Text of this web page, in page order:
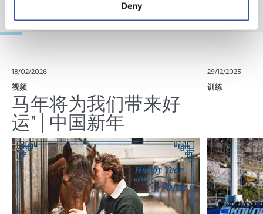
Deny
18/02/2026
视频
马年将为我们带来好
运" | 中国新年
29/12/2025
训练